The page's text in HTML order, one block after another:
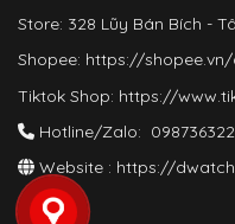
Store: 328 Lũy Bán Bích -
Shopee: https://
Tiktok Shop: https://
Hotline/Zalo:
Website : https://